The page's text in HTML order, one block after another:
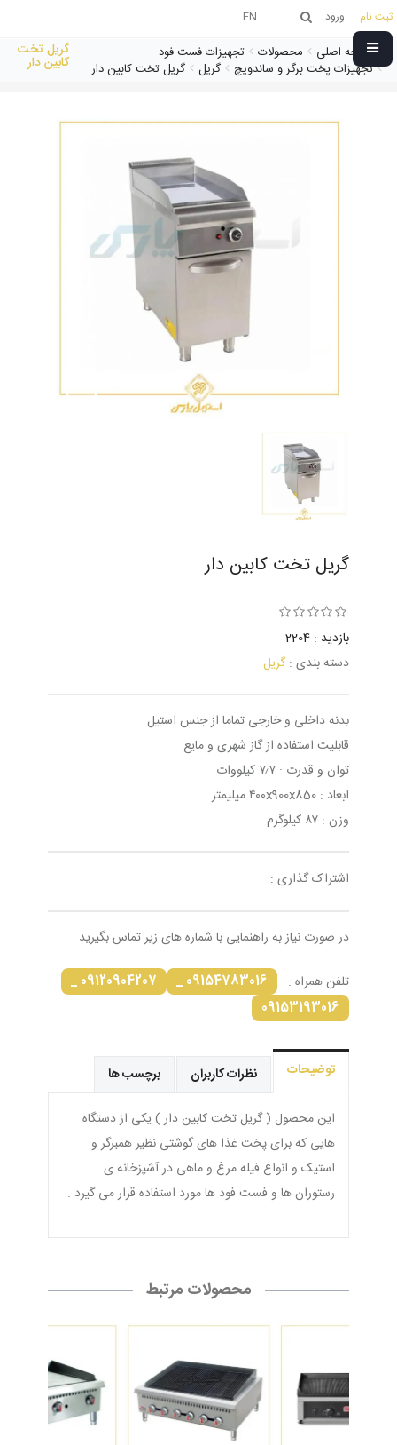
ثبت نام ورود EN
صفحه اصلی محصولات
تجهیزات فست فود
تجهیزات پخت برگر و ساندویچ
گریل گریل تخت کابین دار
گریل تخت
کابین دار
گریل تخت کابین دار
بازدید : 2204
دسته بندی :گریل
بدنه داخلی و خارجی تماما از جنس استیل
قابلیت استفاده از گاز شهری و مایع
توان و قدرت : ۷٫۷ کیلووات
ابعاد : ۴۰۰x900x850 میلیمتر
وزن : ۸۷ کیلوگرم
اشتراک گذاری :
در صورت نیاز به راهنمایی با شماره های زیر تماس بگیرید.
تلفن همراه : 09154783016 _
09120904207 _
09153193016
توضیحات نظرات کاربران برچسب ها
این محصول ( گریل تخت کابین دار ) یکی از دستگاه
هایی که برای پخت غذا های گوشتی نظیر همبرگر و
استیک و انواع فیله مرغ و ماهی در آشپزخانه ی
رستوران ها و فست فود ها مورد استفاده قرار می گیرد .
محصولات مرتبط